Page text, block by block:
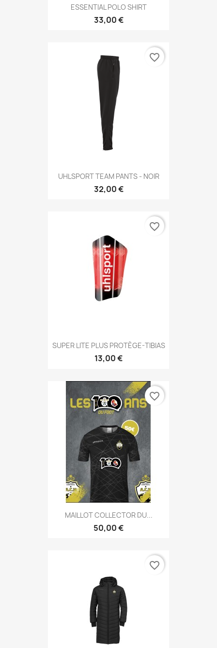
ESSENTIAL POLO SHIRT
33,00 €
UHLSPORT TEAM PANTS - NOIR
32,00 €
favorite_border
SUPER LITE PLUS PROTÈGE-TIBIAS
13,00 €
favorite_border
MAILLOT COLLECTOR DU...
50,00 €
favorite_border
favorite_border